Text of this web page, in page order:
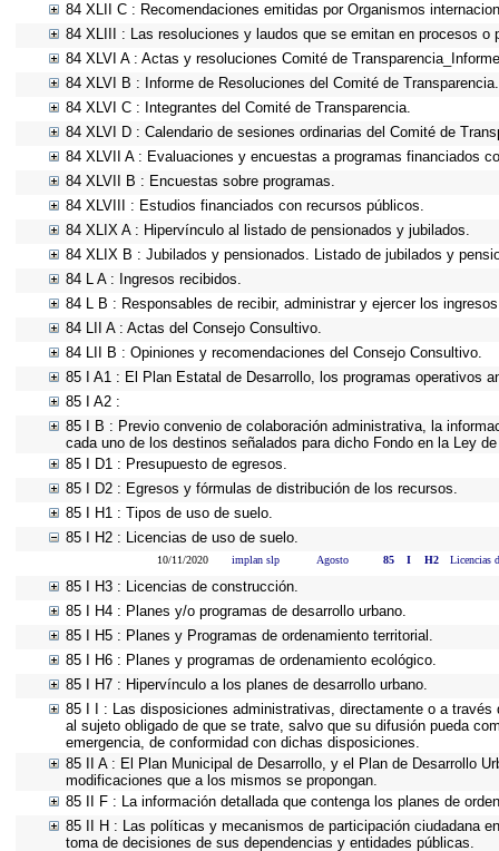
84 XLII C : Recomendaciones emitidas por Organismos
84 XLIII : Las resoluciones y laudos que se emitan en procesos o
84 XLVI A : Actas y resoluciones Comité de
84 XLVI B : Informe de Resoluciones del Comité de Transparencia.
84 XLVI C : Integrantes del Comité de Transparencia.
84 XLVI D : Calendario de sesiones ordinarias del Comité de
84 XLVII A : Evaluaciones y encuestas a programas financiados
84 XLVII B : Encuestas sobre programas.
84 XLVIII : Estudios financiados con recursos públicos.
84 XLIX A : Hipervínculo al listado de pensionados y jubilados.
84 XLIX B : Jubilados y pensionados. Listado de jubilados y
84 L A : Ingresos recibidos.
84 L B : Responsables de recibir, administrar y ejercer los
84 LII A : Actas del Consejo Consultivo.
84 LII B : Opiniones y recomendaciones del Consejo Consultivo.
85 I A1 : El Plan Estatal de Desarrollo, los programas operativos
85 I A2 :
85 I B : Previo convenio de colaboración administrativa, la
cada uno de los destinos señalados para dicho Fondo en la Ley
85 I D1 : Presupuesto de egresos.
85 I D2 : Egresos y fórmulas de distribución de los recursos.
85 I H1 : Tipos de uso de suelo.
85 I H2 : Licencias de uso de suelo.
10/11/2020 implan slp Agosto 85 I H2 Licencias
85 I H3 : Licencias de construcción.
85 I H4 : Planes y/o programas de desarrollo urbano.
85 I H5 : Planes y Programas de ordenamiento territorial.
85 I H6 : Planes y programas de ordenamiento ecológico.
85 I H7 : Hipervínculo a los planes de desarrollo urbano.
85 I I : Las disposiciones administrativas, directamente o a
al sujeto obligado de que se trate, salvo que su difusión pueda
emergencia, de conformidad con dichas disposiciones.
85 II A : El Plan Municipal de Desarrollo, y el Plan de Desarrollo
modificaciones que a los mismos se propongan.
85 II F : La información detallada que contenga los planes de
85 II H : Las políticas y mecanismos de participación ciudadana
toma de decisiones de sus dependencias y entidades públicas.